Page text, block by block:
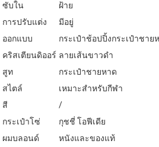
ซับใน
ฝ้าย
การปรับแต่ง
มีอยู่
ออกแบบ
กระเป๋าช้อปปิ้งกระเป๋าชาย
คริสเตียนดิออร์ ลายเส้นขาวดำ
สูท
กระเป๋าชายหาด
สไตล์
เหมาะสำหรับกีฬา
สี
/
กระเป๋าโซ่
กุชชี่ โอฟีเดีย
ผมบลอนด์
หนังและของแท้